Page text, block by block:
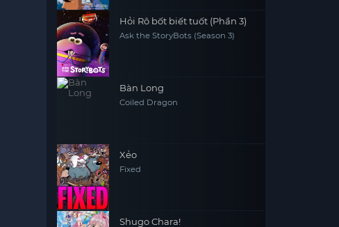
Hỏi Rô bốt biết tuốt (Phần 3)
Ask the StoryBots (Season 3)
Bàn Long
Coiled Dragon
Xẻo
Fixed
Shugo Chara!